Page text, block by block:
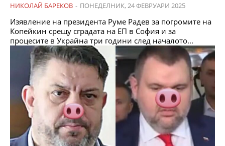
НИКОЛАЙ БАРЕКОВ - ПОНЕДЕЛНИК, 24 ФЕВРУАРИ 2025
Изявление на президента Руме Радев за погромите на
Копейкин срещу сградата на ЕП в София и за
процесите в Украйна три години след началото...